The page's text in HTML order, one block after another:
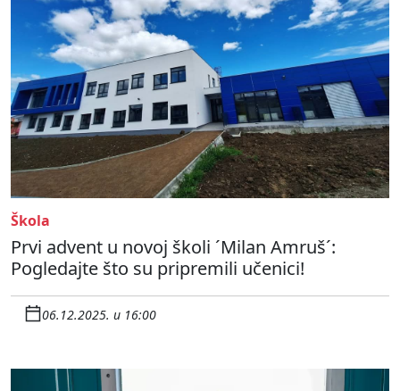
Škola
Prvi advent u novoj školi ´Milan Amruš´:
Pogledajte što su pripremili učenici!
06.12.2025. u 16:00